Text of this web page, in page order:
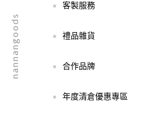
nannangoods
客製服務
禮品雜貨
合作品牌
年度清倉優惠專區